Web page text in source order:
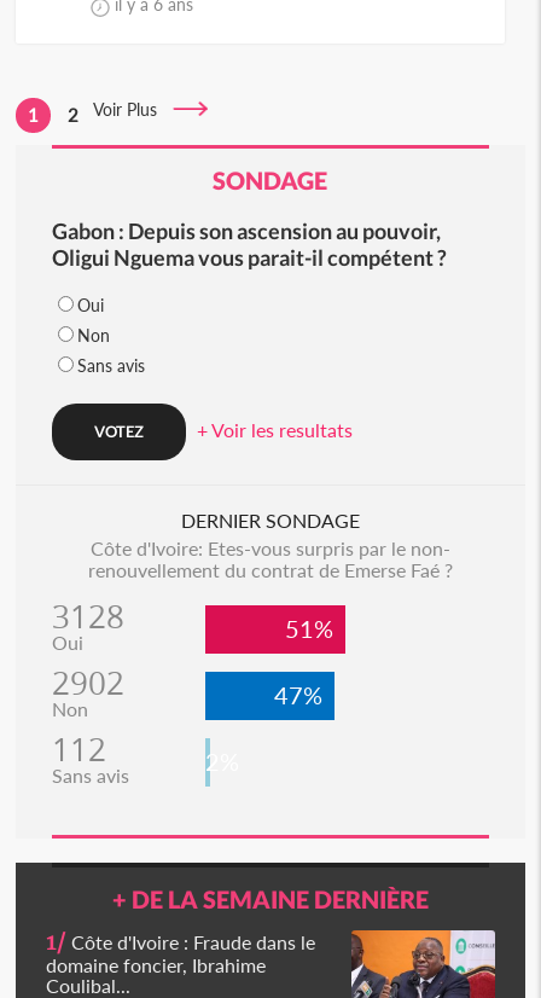
il y a 6 ans
1 2 Voir Plus
SONDAGE
Gabon : Depuis son ascension au pouvoir,
Oligui Nguema vous parait-il compétent ?
Oui
Non
Sans avis
+ Voir les resultats
DERNIER SONDAGE
Côte d'Ivoire: Etes-vous surpris par le non-
renouvellement du contrat de Emerse Faé ?
3128
Oui 51%
2902
Non 47%
112
Sans avis 2%
+ DE LA SEMAINE DERNIÈRE
1/ Côte d'Ivoire : Fraude dans le
domaine foncier, Ibrahime
Coulibal...